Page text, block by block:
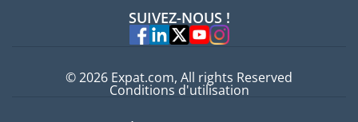
Experts
SUIVEZ-NOUS !
© 2026 Expat.com, All rights Reserved
Conditions d'utilisation